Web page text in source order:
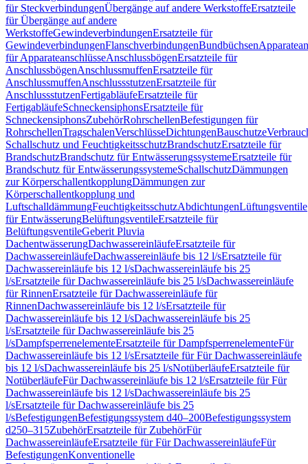
für SteckverbindungenÜbergänge auf andere WerkstoffeErsatzteile
für Übergänge auf andere
WerkstoffeGewindeverbindungenErsatzteile für
GewindeverbindungenFlanschverbindungenBundbüchsen
für ApparateanschlüsseAnschlussbögenErsatzteile für
AnschlussbögenAnschlussmuffenErsatzteile für
AnschlussmuffenAnschlussstutzenErsatzteile für
AnschlussstutzenFertigabläufeErsatzteile für
FertigabläufeSchneckensiphonsErsatzteile für
SchneckensiphonsZubehörRohrschellenBefestigungen für
RohrschellenTragschalenVerschlüsseDichtungenBauschutze
Schallschutz und FeuchtigkeitsschutzBrandschutzErsatzteile für
BrandschutzBrandschutz für EntwässerungssystemeErsatzteile für
Brandschutz für EntwässerungssystemeSchallschutzDämmungen
zur KörperschallentkopplungDämmungen zur
Körperschallentkopplung und
LuftschalldämmungFeuchtigkeitsschutzAbdichtungenLüftungsventile
für EntwässerungBelüftungsventileErsatzteile für
BelüftungsventileGeberit Pluvia
DachentwässerungDachwassereinläufeErsatzteile für
DachwassereinläufeDachwassereinläufe bis 12 l/sErsatzteile für
Dachwassereinläufe bis 12 l/sDachwassereinläufe bis 25
l/sErsatzteile für Dachwassereinläufe bis 25 l/sDachwassereinläufe
für RinnenErsatzteile für Dachwassereinläufe für
RinnenDachwassereinläufe bis 12 l/sErsatzteile für
Dachwassereinläufe bis 12 l/sDachwassereinläufe bis 25
l/sErsatzteile für Dachwassereinläufe bis 25
l/sDampfsperrenelementeErsatzteile für DampfsperrenelementeFür
Dachwassereinläufe bis 12 l/sErsatzteile für Für Dachwassereinläufe
bis 12 l/sDachwassereinläufe bis 25 l/sNotüberläufeErsatzteile für
NotüberläufeFür Dachwassereinläufe bis 12 l/sErsatzteile für Für
Dachwassereinläufe bis 12 l/sDachwassereinläufe bis 25
l/sErsatzteile für Dachwassereinläufe bis 25
l/sBefestigungenBefestigungssystem d40–200Befestigungssystem
d250–315ZubehörErsatzteile für ZubehörFür
DachwassereinläufeErsatzteile für Für DachwassereinläufeFür
BefestigungenKonventionelle